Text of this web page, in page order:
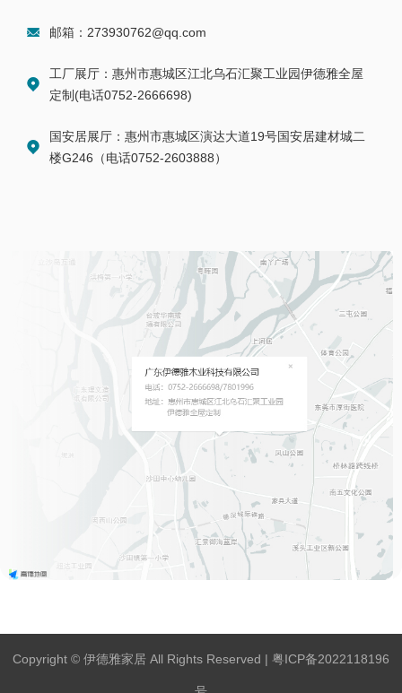
邮箱：273930762@qq.com
工厂展厅：惠州市惠城区江北乌石汇聚工业园伊德雅全屋
定制(电话0752-2666698)
国安居展厅：惠州市惠城区演达大道19号国安居建材城二
楼G246（电话0752-2603888）
Copyright © 伊德雅家居 All Rights Reserved | 粤ICP备2022118196